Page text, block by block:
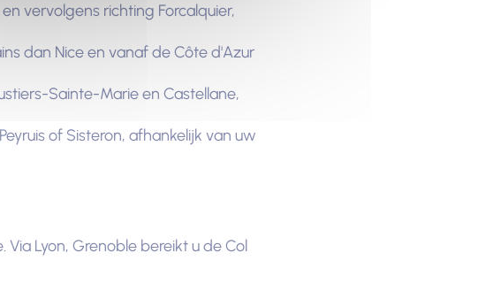
vervolgens richting Forcalquier,
dan Nice en vanaf de Côte d'Azur
Sainte-Marie en Castellane,
of Sisteron, afhankelijk van uw
Lyon, Grenoble bereikt u de Col